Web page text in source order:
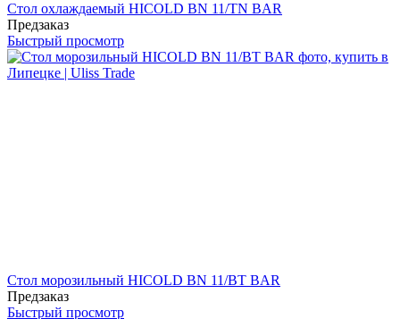
Стол охлаждаемый HICOLD BN 11/TN BAR
Предзаказ
Быстрый просмотр
Стол морозильный HICOLD BN 11/BT BAR
Предзаказ
Быстрый просмотр